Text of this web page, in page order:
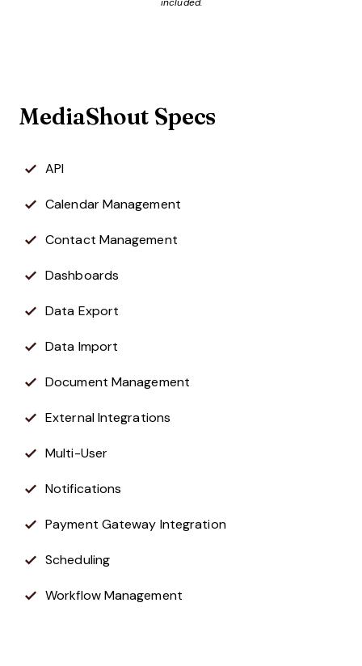
included.
MediaShout Specs
API
Calendar Management
Contact Management
Dashboards
Data Export
Data Import
Document Management
External Integrations
Multi-User
Notifications
Payment Gateway Integration
Scheduling
Workflow Management